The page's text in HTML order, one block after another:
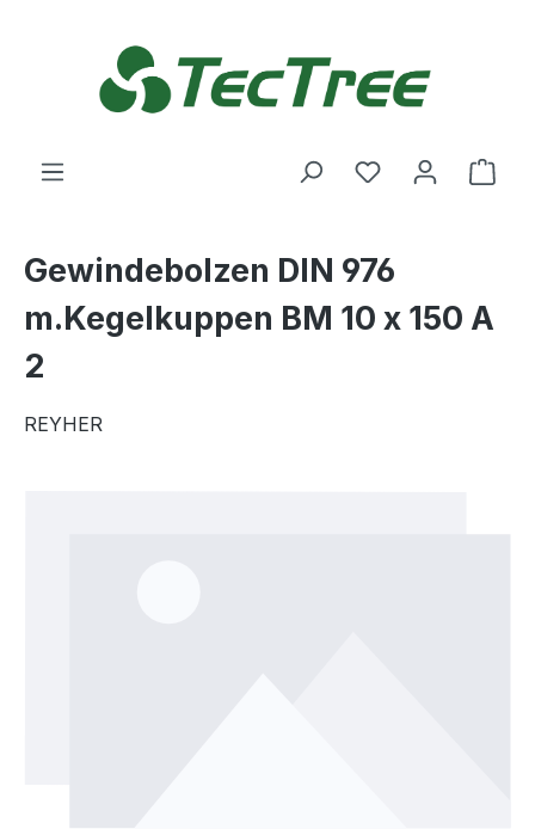
Du hast 0
Gewindebolzen DIN 976
m.Kegelkuppen BM 10 x 150 A
2
REYHER